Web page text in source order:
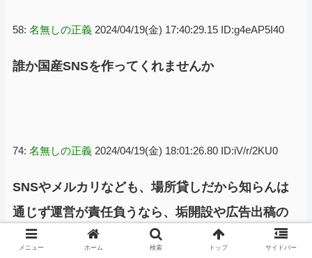
58: 名無しの正義 2024/04/19(金) 17:40:29.15 ID:g4eAP5I40
誰か国産SNSを作ってくれませんか
74: 名無しの正義 2024/04/19(金) 18:01:26.80 ID:iV/r/2KU0
SNSやメルカリなども、場所貸しだから知らんは
通じず運営が責任負うなら、垢開設や広告出稿の
審査が厳しくなり、詐欺や他者への攻撃はしにく
メニュー ホーム 検索 トップ サイドバー